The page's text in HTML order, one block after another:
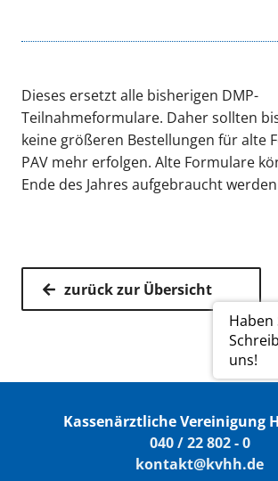
Haben
uns!
Dieses ersetzt alle bisherigen DMP-
Teilnahmeformulare. Daher sollten
keine größeren Bestellungen für alte
PAV mehr erfolgen. Alte Formulare
Ende des Jahres aufgebraucht
zurück zur Übersicht
Kassenärztliche Vereinigung
040 / 22 802 - 0
kontakt@kvhh.de